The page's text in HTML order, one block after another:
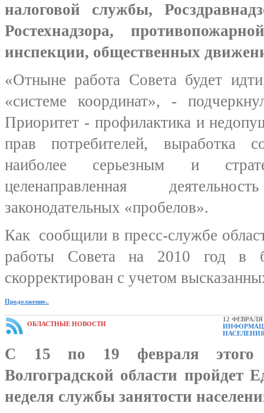
налоговой службы,
Ростехнадзора,
инспекции, общественных
«Отныне работа Совета будет
«системе координат», -
Приоритет - профилактика и
прав потребителей, выработка
наиболее серьезным и
целенаправленная
законодательных «пробелов».
Как сообщили в пресс-службе
работы Совета на 2010 год в
скорректирован с учетом
Продолжение..
ОБЛАСТНЫЕ НОВОСТИ
12 ФЕВРАЛЯ
С 15 по 19 февраля этого
Волгоградской области пройдет
неделя службы занятости